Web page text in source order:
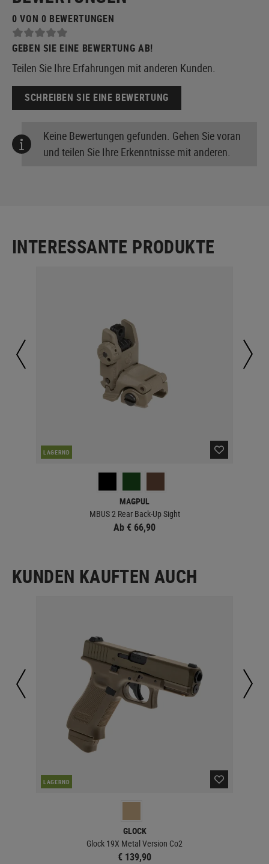
0 VON 0 BEWERTUNGEN
GEBEN SIE EINE BEWERTUNG AB!
Teilen Sie Ihre Erfahrungen mit anderen Kunden.
SCHREIBEN SIE EINE BEWERTUNG
Keine Bewertungen gefunden. Gehen Sie voran
und teilen Sie Ihre Erkenntnisse mit anderen.
INTERESSANTE PRODUKTE
LAGERND
MAGPUL
MBUS 2 Rear Back-Up Sight
Ab € 66,90
KUNDEN KAUFTEN AUCH
LAGERND
GLOCK
Glock 19X Metal Version Co2
€ 139,90